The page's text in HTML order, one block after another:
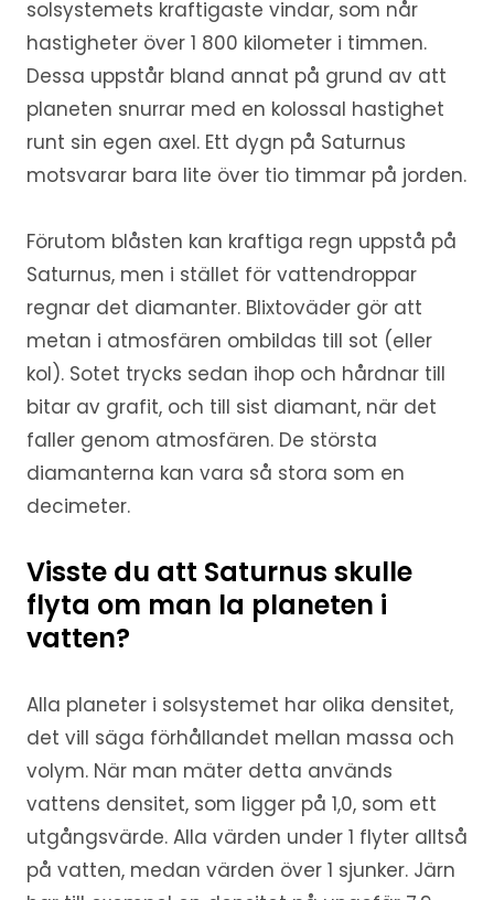
solsystemets kraftigaste vindar, som når
hastigheter över 1 800 kilometer i timmen.
Dessa uppstår bland annat på grund av att
planeten snurrar med en kolossal hastighet
runt sin egen axel. Ett dygn på Saturnus
motsvarar bara lite över tio timmar på jorden.
Förutom blåsten kan kraftiga regn uppstå på
Saturnus, men i stället för vattendroppar
regnar det diamanter. Blixtoväder gör att
metan i atmosfären ombildas till sot (eller
kol). Sotet trycks sedan ihop och hårdnar till
bitar av grafit, och till sist diamant, när det
faller genom atmosfären. De största
diamanterna kan vara så stora som en
decimeter.
Visste du att Saturnus skulle
flyta om man la planeten i
vatten?
Alla planeter i solsystemet har olika densitet,
det vill säga förhållandet mellan massa och
volym. När man mäter detta används
vattens densitet, som ligger på 1,0, som ett
utgångsvärde. Alla värden under 1 flyter alltså
på vatten, medan värden över 1 sjunker. Järn